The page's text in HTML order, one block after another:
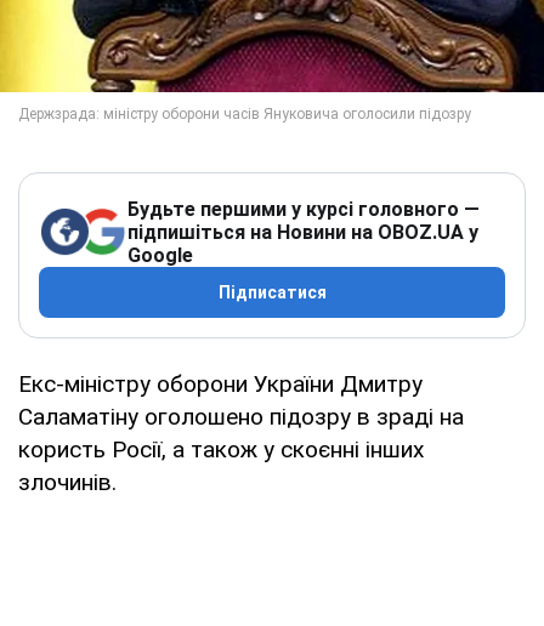
Будьте першими у курсі головного —
підпишіться на Новини на OBOZ.UA у
Google
Підписатися
Екс-міністру оборони України Дмитру
Саламатіну оголошено підозру в зраді на
користь Росії, а також у скоєнні інших
злочинів.